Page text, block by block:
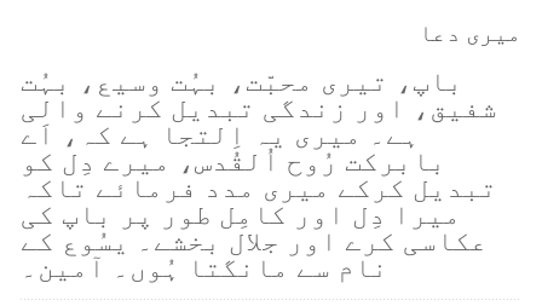
میری دعا
باپ، تیری محبّت، بہُت وسیع، بہُت
شفیق، اور زندگی تبدیل کرنے والی
ہے۔ میری یہ اِلتجا ہے کہ، اَے
بابرکت رُوح اُلقُدس، میرے دِل کو
تبدیل کرکے میری مدد فرمائے تاکہ
میرا دِل اور کامِل طور پر باپ کی
عکاسی کرے اور جلال بخشے۔ یسُوع کے
نام سے مانگتا ہُوں۔ آمین۔